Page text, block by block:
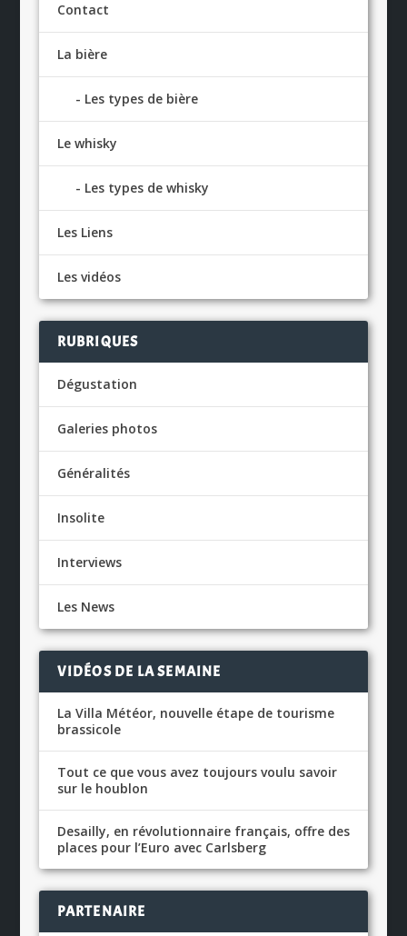
Contact
La bière
Les types de bière
Le whisky
Les types de whisky
Les Liens
Les vidéos
RUBRIQUES
Dégustation
Galeries photos
Généralités
Insolite
Interviews
Les News
VIDÉOS DE LA SEMAINE
La Villa Météor, nouvelle étape de tourisme
brassicole
Tout ce que vous avez toujours voulu savoir
sur le houblon
Desailly, en révolutionnaire français, offre des
places pour l’Euro avec Carlsberg
PARTENAIRE